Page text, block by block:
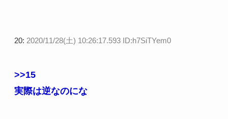
20: 2020/11/28(土) 10:26:17.593 ID:h7SiTYem0
>>15
実際は逆なのにな